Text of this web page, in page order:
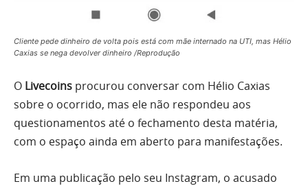
Cliente pede dinheiro de volta pois está com mãe internado na UTI, mas Hélio
Caxias se nega devolver dinheiro /Reprodução
O Livecoins procurou conversar com Hélio Caxias
sobre o ocorrido, mas ele não respondeu aos
questionamentos até o fechamento desta matéria,
com o espaço ainda em aberto para manifestações.
Em uma publicação pelo seu Instagram, o acusado